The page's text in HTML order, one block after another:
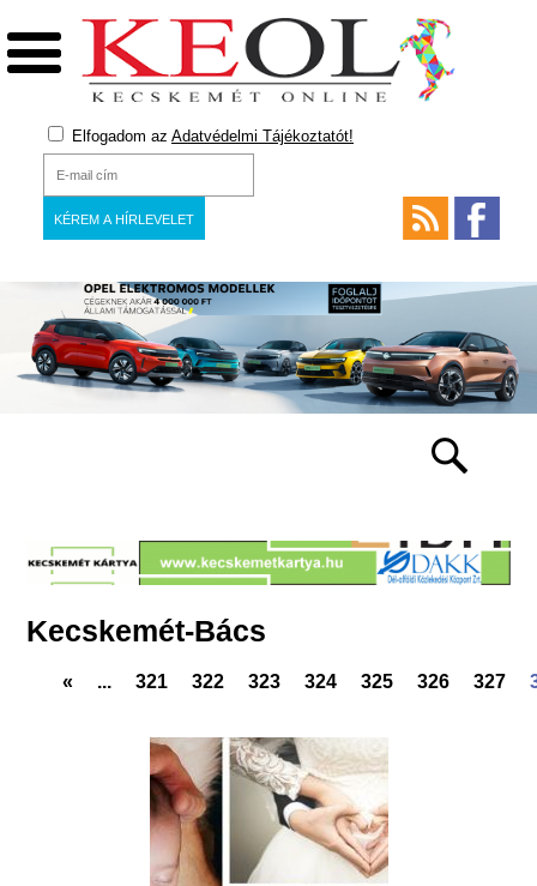
Elfogadom az Adatvédelmi Tájékoztatót!
Kecskemét-Bács
« ... 321 322 323 324 325 326 327